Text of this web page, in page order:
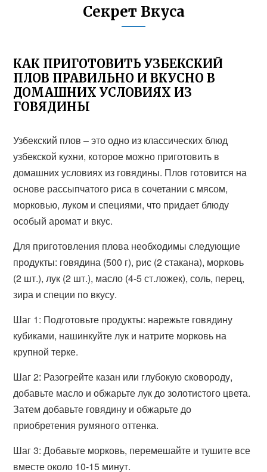
Секрет Вкуса
КАК ПРИГОТОВИТЬ УЗБЕКСКИЙ
ПЛОВ ПРАВИЛЬНО И ВКУСНО В
ДОМАШНИХ УСЛОВИЯХ ИЗ
ГОВЯДИНЫ
Узбекский плов – это одно из классических блюд
узбекской кухни, которое можно приготовить в
домашних условиях из говядины. Плов готовится на
основе рассыпчатого риса в сочетании с мясом,
морковью, луком и специями, что придает блюду
особый аромат и вкус.
Для приготовления плова необходимы следующие
продукты: говядина (500 г), рис (2 стакана), морковь
(2 шт.), лук (2 шт.), масло (4-5 ст.ложек), соль, перец,
зира и специи по вкусу.
Шаг 1: Подготовьте продукты: нарежьте говядину
кубиками, нашинкуйте лук и натрите морковь на
крупной терке.
Шаг 2: Разогрейте казан или глубокую сковороду,
добавьте масло и обжарьте лук до золотистого цвета.
Затем добавьте говядину и обжарьте до
приобретения румяного оттенка.
Шаг 3: Добавьте морковь, перемешайте и тушите все
вместе около 10-15 минут.